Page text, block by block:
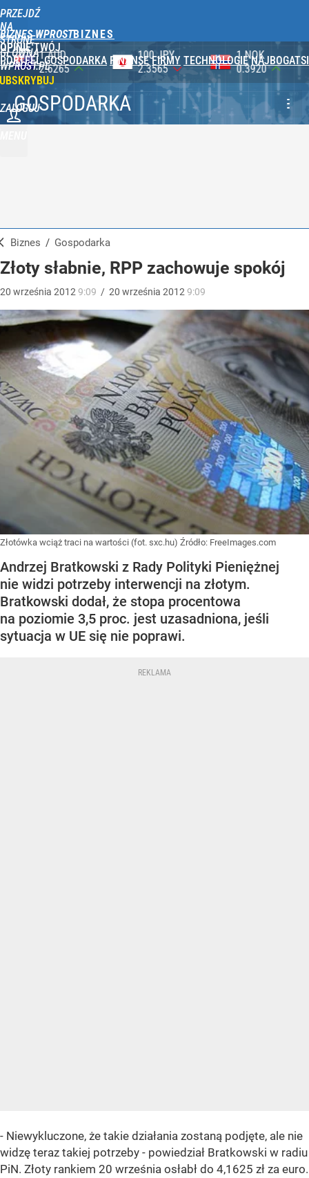
PRZEJDŹ
NA
STRONĘ
GŁÓWNĄ
WPROST.PL
BIZNES WPROST
OPINIE TWÓJ
PORTFEL GOSPODARKA FINANSE FIRMY TECHNOLOGIE NAJBOGATSI
ZALOGUJ
100 JPY
2.3565
1 NOK
0.3920
1 DKK
0.5753
GOSPODARKA
Biznes / Gospodarka
Złoty słabnie, RPP zachowuje spokój
20 września 2012 9:09 / 20 września 2012 9:09
Złotówka wciąż traci na wartości (fot. sxc.hu) Źródło: FreeImages.com
Andrzej Bratkowski z Rady Polityki Pieniężnej
nie widzi potrzeby interwencji na złotym.
Bratkowski dodał, że stopa procentowa
na poziomie 3,5 proc. jest uzasadniona, jeśli
sytuacja w UE się nie poprawi.
- Niewykluczone, że takie działania zostaną podjęte, ale nie
widzę teraz takiej potrzeby - powiedział Bratkowski w radiu
PiN. Złoty rankiem 20 września osłabł do 4,1625 zł za euro.